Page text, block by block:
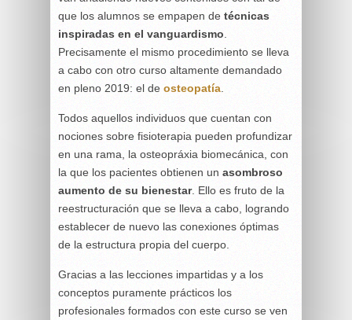
que los alumnos se empapen de técnicas
inspiradas en el vanguardismo
Precisamente el mismo procedimiento se lleva
a cabo con otro curso altamente demandado
en pleno 2019: el de osteopatía
Todos aquellos individuos que cuentan con
nociones sobre fisioterapia pueden profundizar
en una rama, la osteopráxia biomecánica, con
la que los pacientes obtienen un asombroso
aumento de su bienestar. Ello es fruto de la
reestructuración que se lleva a cabo, logrando
establecer de nuevo las conexiones óptimas
de la estructura propia del cuerpo.
Gracias a las lecciones impartidas y a los
conceptos puramente prácticos los
profesionales formados con este curso se ven